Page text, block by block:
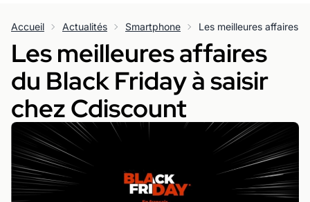
Accueil Actualités Smartphone
Les meilleures affaires
du Black Friday à saisir
chez Cdiscount